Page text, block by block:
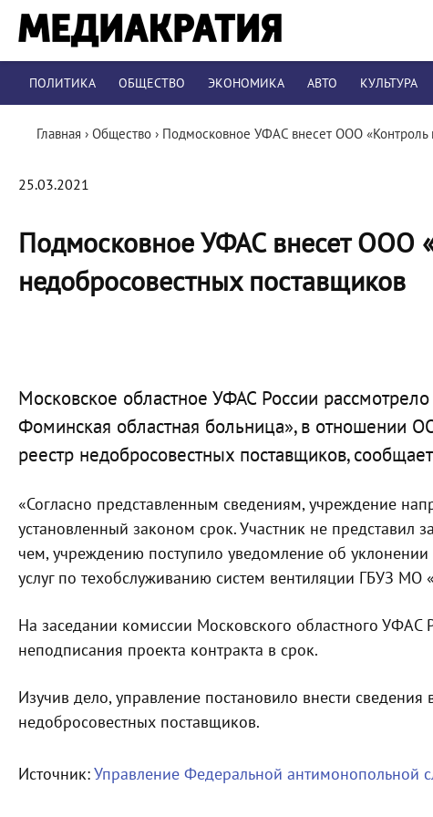
ПОЛИТИКА ОБЩЕСТВО ЭКОНОМИКА АВТО КУЛЬТУРА
Главная › Общество › Подмосковное УФАС внесет ООО «Контроль
25.03.2021
Подмосковное УФАС внесет ООО
недобросовестных поставщиков
Московское областное УФАС России
Фоминская областная больница», в отношении
реестр недобросовестных поставщиков,
«Согласно представленным сведениям, учреждение
установленный законом срок. Участник не представил
чем, учреждению поступило уведомление об
услуг по техобслуживанию систем вентиляции ГБУЗ
На заседании комиссии Московского областного
неподписания проекта контракта в срок.
Изучив дело, управление постановило внести
недобросовестных поставщиков.
Источник:Управление Федеральной антимонопольной